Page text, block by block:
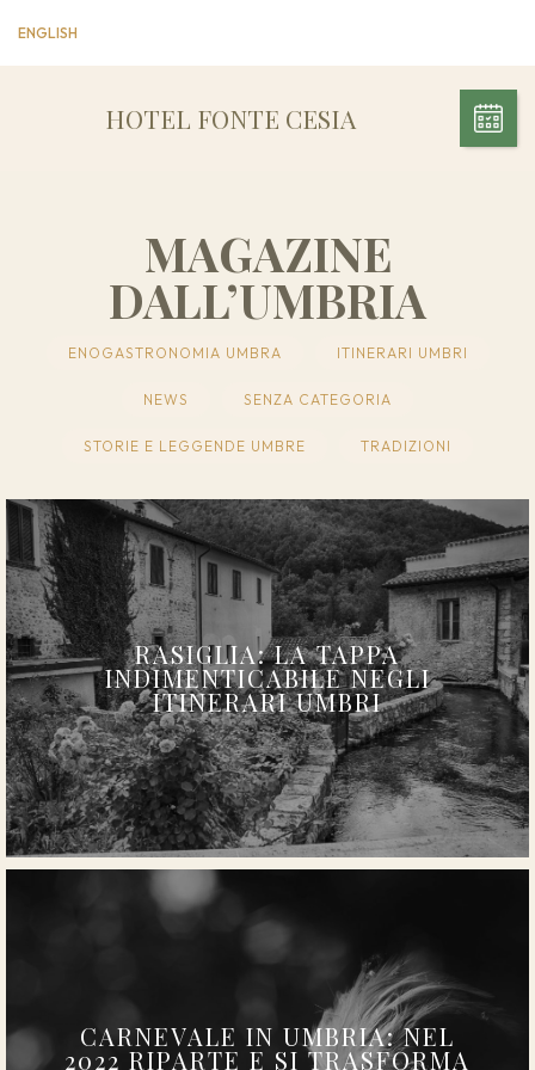
ENGLISH
HOTEL FONTE CESIA
MAGAZINE
DALL’UMBRIA
ENOGASTRONOMIA UMBRA ITINERARI UMBRI
NEWS SENZA CATEGORIA
STORIE E LEGGENDE UMBRE TRADIZIONI
RASIGLIA: LA TAPPA
INDIMENTICABILE NEGLI
ITINERARI UMBRI
CARNEVALE IN UMBRIA: NEL
2022 RIPARTE E SI TRASFORMA